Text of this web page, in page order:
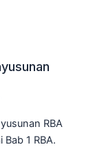
RBA
1 RBA.